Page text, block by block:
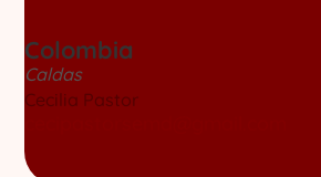
Colombia
Caldas
Cecilia Pastor